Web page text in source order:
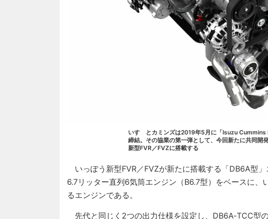
いすゞとカミンズは2019年5月に「Isuzu
締結。その協業の第一弾として、今回新たに共同開
新型FVR／FVZに搭載する
いっぽう新型FVR／FVZが新たに搭載する「DB6A型
6.7リッター直列6気筒エンジン（B6.7型）をベースに、
るエンジンである。
先代と同じく2つの出力仕様を設定し、DB6A‐TCC型